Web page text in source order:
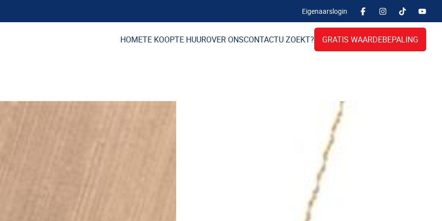
Eigenaarslogin
HOMETE KOOPTE HUUROVER ONSCONTACTU ZOEKT? GRATIS WAARDEBEPALING